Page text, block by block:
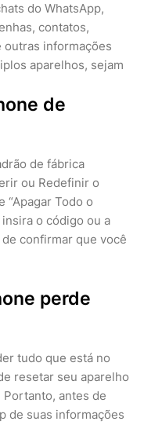
do WhatsApp,
contatos,
outras informações
aparelhos, sejam
de
de fábrica
ou Redefinir o
“Apagar Todo o
o código ou a
confirmar que você
perde
tudo que está no
resetar seu aparelho
Portanto, antes de
de suas informações